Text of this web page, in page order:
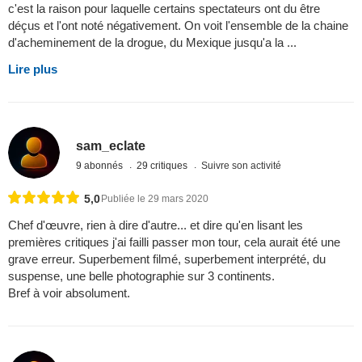
c'est la raison pour laquelle certains spectateurs ont du être
déçus et l'ont noté négativement. On voit l'ensemble de la chaine
d'acheminement de la drogue, du Mexique jusqu'a la ...
Lire plus
sam_eclate
9 abonnés 29 critiques Suivre son activité
5,0 Publiée le 29 mars 2020
Chef d'œuvre, rien à dire d'autre... et dire qu'en lisant les
premières critiques j'ai failli passer mon tour, cela aurait été une
grave erreur. Superbement filmé, superbement interprété, du
suspense, une belle photographie sur 3 continents.
Bref à voir absolument.